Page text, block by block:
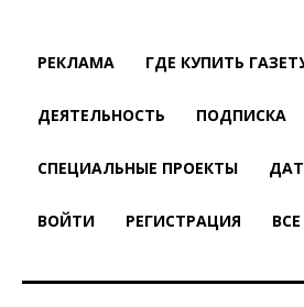
РЕКЛАМА ГДЕ КУПИТЬ
ДЕЯТЕЛЬНОСТЬ ПОДПИСКА
СПЕЦИАЛЬНЫЕ ПРОЕКТЫ
ВОЙТИ РЕГИСТРАЦИЯ